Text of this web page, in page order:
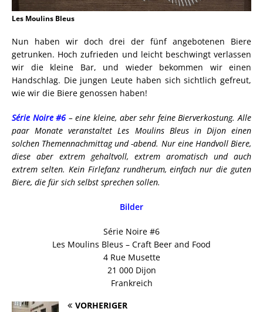
Les Moulins Bleus
Nun haben wir doch drei der fünf angebotenen Biere
getrunken. Hoch zufrieden und leicht beschwingt verlassen
wir die kleine Bar, und wieder bekommen wir einen
Handschlag. Die jungen Leute haben sich sichtlich gefreut,
wie wir die Biere genossen haben!
Série Noire #6 – eine kleine, aber sehr feine Bierverkostung. Alle
paar Monate veranstaltet Les Moulins Bleus in Dijon einen
solchen Themennachmittag und -abend. Nur eine Handvoll Biere,
diese aber extrem gehaltvoll, extrem aromatisch und auch
extrem selten. Kein Firlefanz rundherum, einfach nur die guten
Biere, die für sich selbst sprechen sollen.
Bilder
Série Noire #6
Les Moulins Bleus – Craft Beer and Food
4 Rue Musette
21 000 Dijon
Frankreich
VORHERIGER